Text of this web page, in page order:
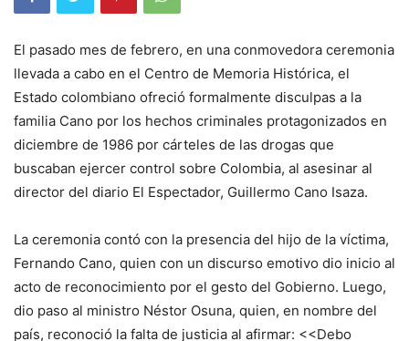
El pasado mes de febrero, en una conmovedora ceremonia
llevada a cabo en el Centro de Memoria Histórica, el
Estado colombiano ofreció formalmente disculpas a la
familia Cano por los hechos criminales protagonizados en
diciembre de 1986 por cárteles de las drogas que
buscaban ejercer control sobre Colombia, al asesinar al
director del diario El Espectador, Guillermo Cano Isaza.
La ceremonia contó con la presencia del hijo de la víctima,
Fernando Cano, quien con un discurso emotivo dio inicio al
acto de reconocimiento por el gesto del Gobierno. Luego,
dio paso al ministro Néstor Osuna, quien, en nombre del
país, reconoció la falta de justicia al afirmar: <<Debo